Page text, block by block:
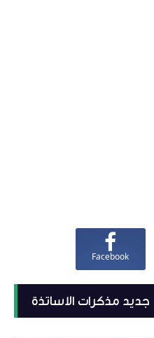
Facebook
جديد مذكرات الاساتذة